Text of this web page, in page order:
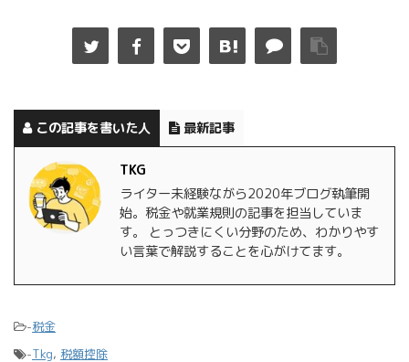
この記事を書いた人 最新記事
TKG
ライター未経験ながら2020年ブログ執筆開
始。税金や就業規則の記事を担当していま
す。 とっつきにくい分野のため、わかりやす
い言葉で解説することを心がけてます。
-税金
-Tkg, 税額控除